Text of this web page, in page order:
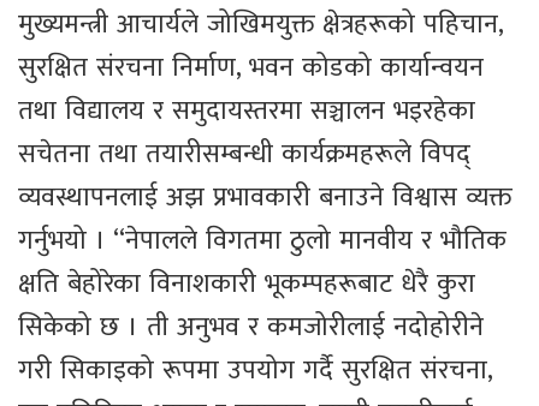
मुख्यमन्त्री आचार्यले जोखिमयुक्त क्षेत्रहरूको पहिचान,
सुरक्षित संरचना निर्माण, भवन कोडको कार्यान्वयन
तथा विद्यालय र समुदायस्तरमा सञ्चालन भइरहेका
सचेतना तथा तयारीसम्बन्धी कार्यक्रमहरूले विपद्
व्यवस्थापनलाई अझ प्रभावकारी बनाउने विश्वास व्यक्त
गर्नुभयो । ‘‘नेपालले विगतमा ठुलो मानवीय र भौतिक
क्षति बेहोरेका विनाशकारी भूकम्पहरूबाट धेरै कुरा
सिकेको छ । ती अनुभव र कमजोरीलाई नदोहोरीने
गरी सिकाइको रूपमा उपयोग गर्दै सुरक्षित संरचना,